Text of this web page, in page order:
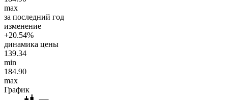
max
за последний год
изменение
+20.54%
динамика цены
139.34
min
184.90
max
График